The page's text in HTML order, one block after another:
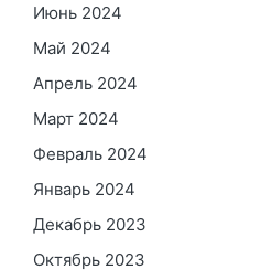
Июнь 2024
Май 2024
Апрель 2024
Март 2024
Февраль 2024
Январь 2024
Декабрь 2023
Октябрь 2023